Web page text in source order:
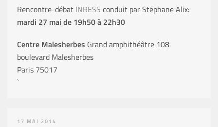
Rencontre-débat INRESS conduit par Stéphane Alix:
mardi 27 mai de 19h50 à 22h30
Centre Malesherbes Grand amphithéâtre 108
boulevard Malesherbes
Paris 75017
`
17 MAI 2014